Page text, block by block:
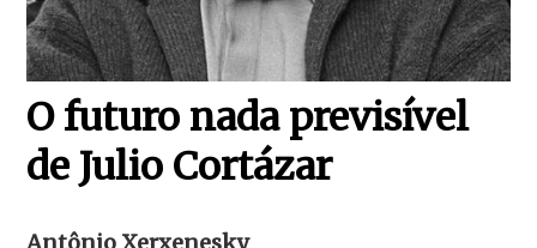
O futuro nada previsível
de Julio Cortázar
Antônio Xerxenesky